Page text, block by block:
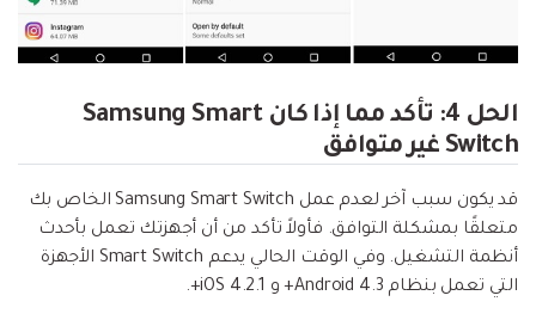
الحل 4: تأكد مما إذا كان Samsung Smart
Switch غير متوافق
قد يكون سبب آخر لعدم عمل Samsung Smart Switch الخاص بك
متعلقًا بمشكلة التوافق. فأولاً تأكد من أن أجهزتك تعمل بأحدث
أنظمة التشغيل. وفي الوقت الحالي يدعم Smart Switch الأجهزة
التي تعمل بنظام Android 4.3+ و iOS 4.2.1+.